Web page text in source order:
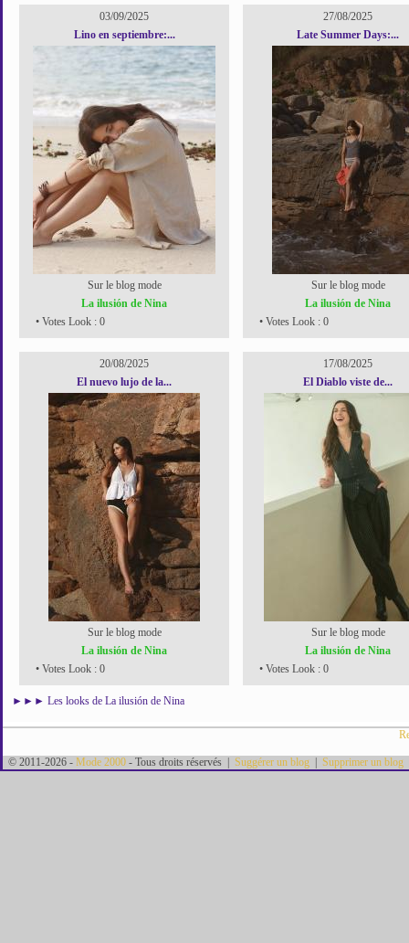
03/09/2025
Lino en septiembre:...
Sur le blog mode
La ilusión de Nina
• Votes Look : 0
27/08/2025
Late Summer Days:...
Sur le blog mode
La ilusión de Nina
• Votes Look : 0
20/08/2025
El nuevo lujo de la...
Sur le blog mode
La ilusión de Nina
• Votes Look : 0
17/08/2025
El Diablo viste de...
Sur le blog mode
La ilusión de Nina
• Votes Look : 0
►►► Les looks de La ilusión de Nina
© 2011-2026 - Mode 2000 - Tous droits réservés | Suggérer un blog Supprimer un blog